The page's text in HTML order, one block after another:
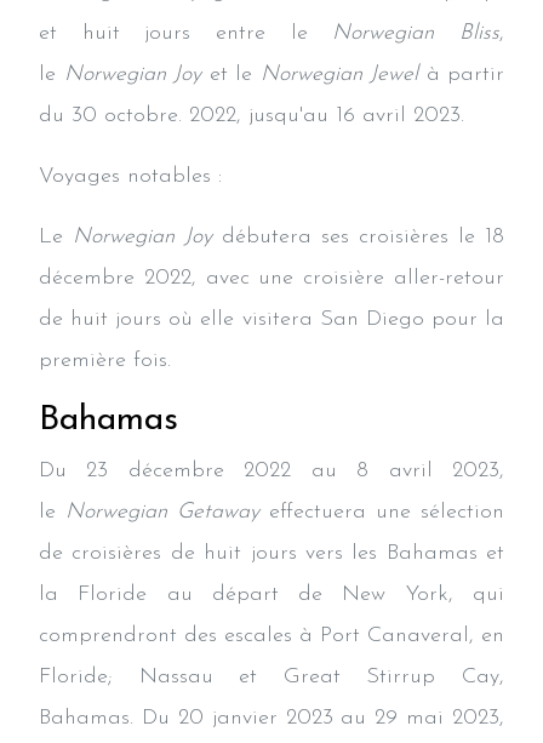
et huit jours entre le Norwegian Bliss,
le Norwegian Joyet le Norwegian Jewelà partir
du 30 octobre. 2022, jusqu'au 16 avril 2023.
Voyages notables :
Le Norwegian Joydébutera ses croisières le 18
décembre 2022, avec une croisière aller-retour
de huit jours où elle visitera San Diego pour la
première fois.
Bahamas
Du 23 décembre 2022 au 8 avril 2023,
le Norwegian Getawayeffectuera une sélection
de croisières de huit jours vers les Bahamas et
la Floride au départ de New York, qui
comprendront des escales à Port Canaveral, en
Floride; Nassau et Great Stirrup Cay,
Bahamas. Du 20 janvier 2023 au 29 mai 2023,